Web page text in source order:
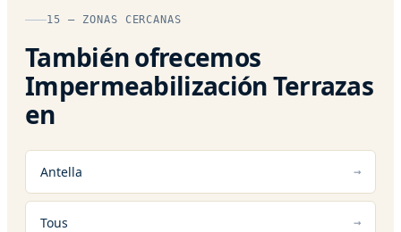
15 — ZONAS CERCANAS
También ofrecemos
Impermeabilización Terrazas
en
Antella
Tous